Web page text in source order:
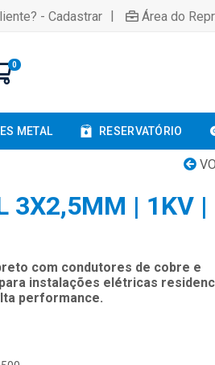
- Cadastrar | Área do
0
METAL RESERVATÓRIO
3X2,5MM | 1KV |
com condutores de cobre e
para instalações elétricas
performance.